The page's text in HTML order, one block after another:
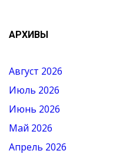
АРХИВЫ
Август 2026
Июль 2026
Июнь 2026
Май 2026
Апрель 2026